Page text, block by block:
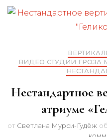
ВИДЕО СТУДИИ ГРОЗА
Нестандартное
атриуме
от Светлана Мурси-Гудёж